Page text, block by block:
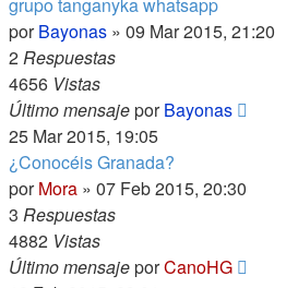
porBayonas » 09 Mar 2015, 21:20
2Respuestas
4656 Vistas
Último mensajeporBayonas
25 Mar 2015, 19:05
¿Conocéis Granada?
porMora » 07 Feb 2015, 20:30
3 Respuestas
4882 Vistas
Último mensajeporCanoHG